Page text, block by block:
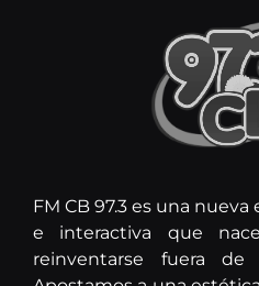
FM CB 97.3 es una
e interactiva que
reinventarse fuera